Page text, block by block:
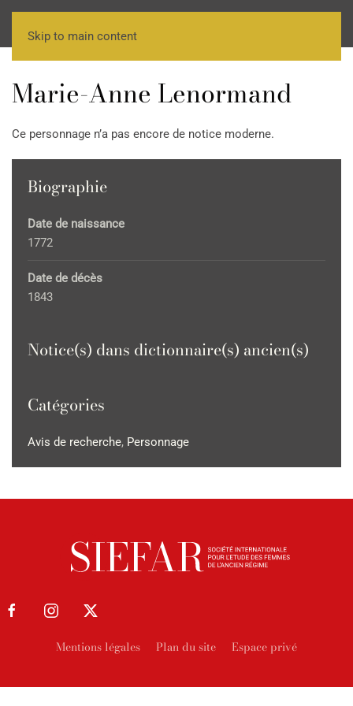
Skip to main content
Marie-Anne Lenormand
Ce personnage n’a pas encore de notice moderne.
Biographie
Date de naissance
1772
Date de décès
1843
Notice(s) dans dictionnaire(s) ancien(s)
Catégories
Avis de recherche, Personnage
Mentions légales Plan du site Espace privé